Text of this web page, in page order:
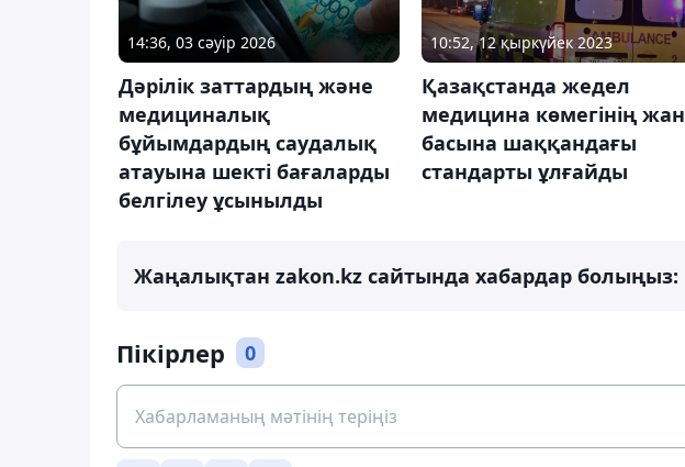
14:36, 03 сәуір 2026
Дәрілік заттардың және
медициналық
бұйымдардың саудалық
атауына шекті бағаларды
белгілеу ұсынылды
10:52, 12 қыркүйек 2023
Қазақстанда жедел
медицина көмегінің жан
басына шаққандағы
стандарты ұлғайды
Жаңалықтан zakon.kz сайтында хабардар болыңыз:
Пікірлер 0